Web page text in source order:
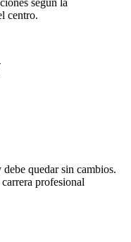
centro.
quedar sin cambios.
profesional